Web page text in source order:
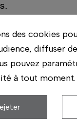
des cookies
diffuser
pouvez
à tout moment.